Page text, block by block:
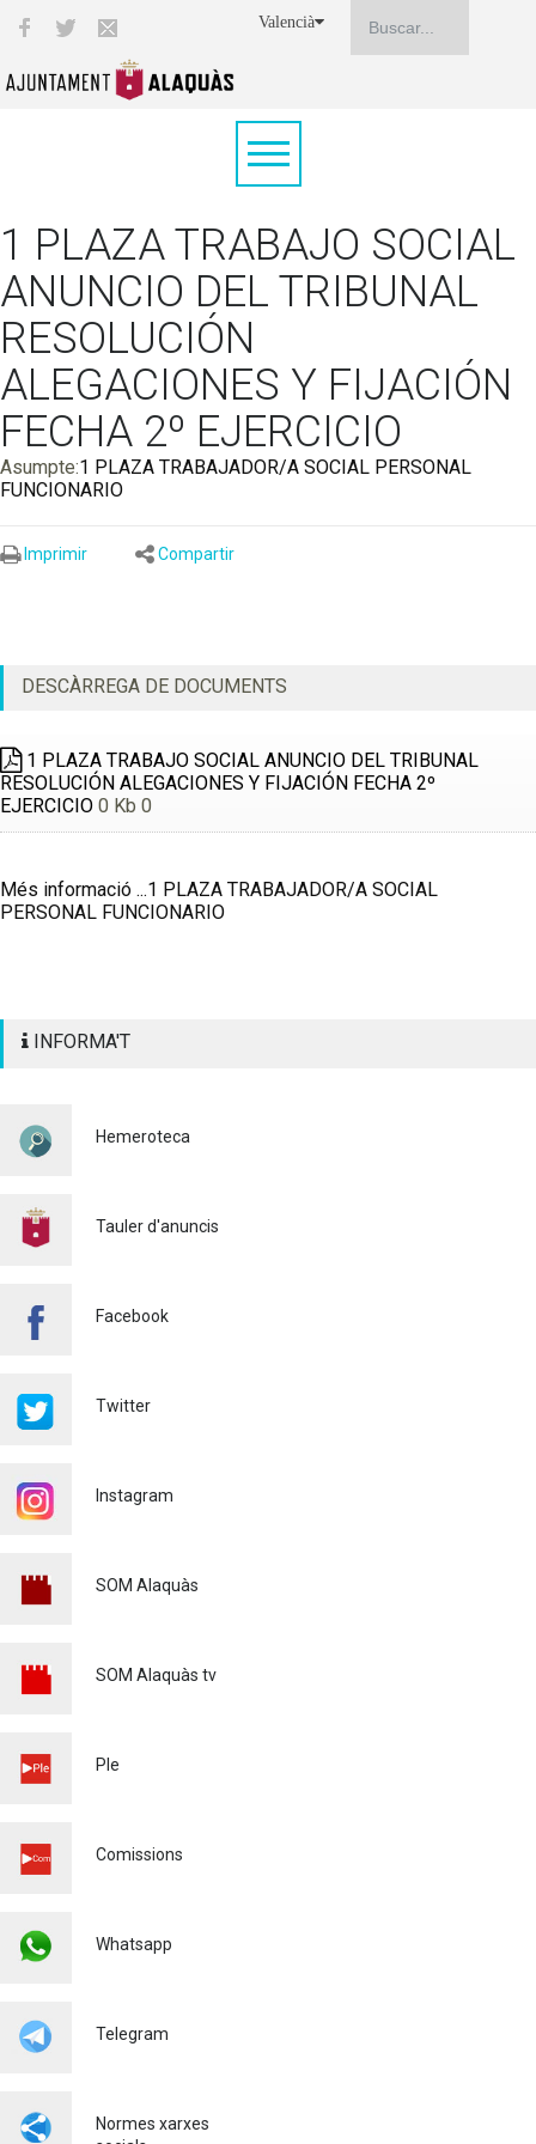
Valencià
1 PLAZA TRABAJO SOCIAL
ANUNCIO DEL TRIBUNAL
RESOLUCIÓN
ALEGACIONES Y FIJACIÓN
FECHA 2º EJERCICIO
Asumpte:1 PLAZA TRABAJADOR/A SOCIAL PERSONAL
FUNCIONARIO
Imprimir Compartir
DESCÀRREGA DE DOCUMENTS
1 PLAZA TRABAJO SOCIAL ANUNCIO DEL TRIBUNAL
RESOLUCIÓN ALEGACIONES Y FIJACIÓN FECHA 2º
EJERCICIO 0 Kb 0
Més informació ...1 PLAZA TRABAJADOR/A SOCIAL
PERSONAL FUNCIONARIO
INFORMA'T
Hemeroteca
Tauler d'anuncis
Facebook
Twitter
Instagram
SOM Alaquàs
SOM Alaquàs tv
Ple
Comissions
Whatsapp
Telegram
Normes xarxes